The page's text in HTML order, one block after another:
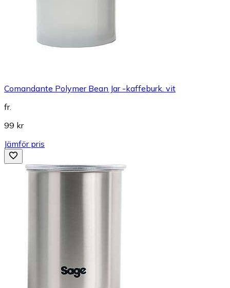
Comandante Polymer Bean Jar -kaffeburk. vit
fr.
99 kr
Jämför pris